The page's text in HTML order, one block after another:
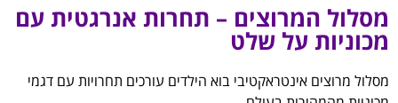
מסלול המרוצים – תחרות אנרגטית עם
מכוניות על שלט
מסלול מרוצים אינטראקטיבי בוא הילדים עורכים תחרויות עם דגמי